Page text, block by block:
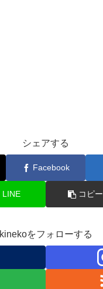
シェアする
Facebook
LINE コピー
kinekoをフォローする